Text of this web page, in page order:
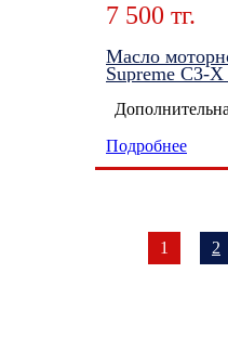
7 500 тг.
Масло
Supreme C3-
Подробнее
1 2